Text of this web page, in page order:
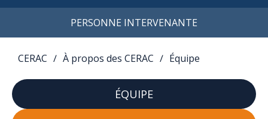
PERSONNE INTERVENANTE
CERAC ∕ À propos des CERAC ∕ Équipe
ÉQUIPE